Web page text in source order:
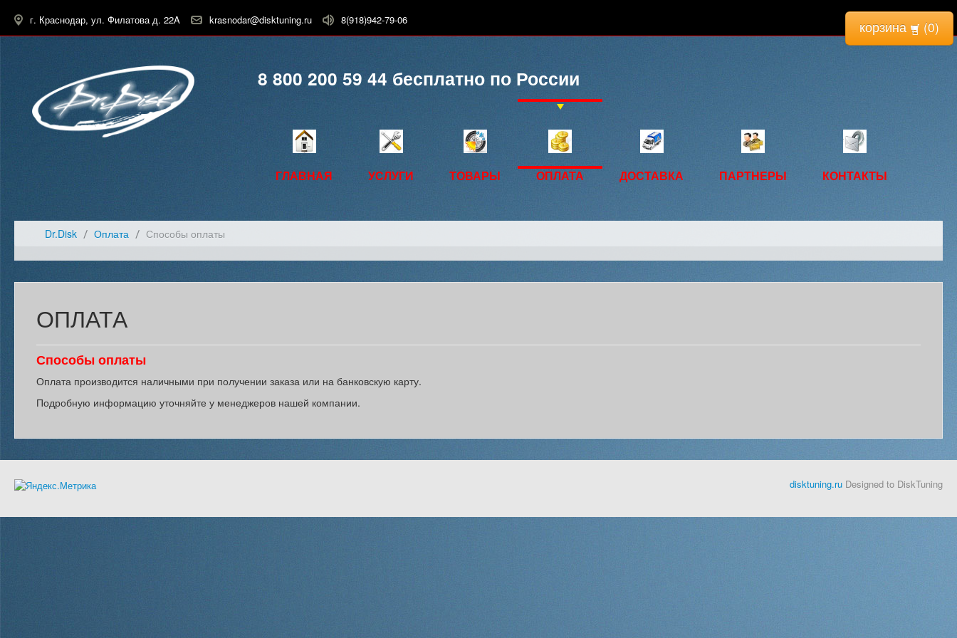
г. Краснодар, ул. Филатова д. 22A krasnodar@disktuning.ru 8(918)942-79-06 корзина (0)
8 800 200 59 44 бесплатно по России
ГЛАВНАЯ УСЛУГИ ТОВАРЫ ОПЛАТА ДОСТАВКА ПАРТНЕРЫ КОНТАКТЫ
Dr.Disk Оплата Способы оплаты
ОПЛАТА
Способы оплаты
Оплата производится наличными при получении заказа или на банковскую карту.
Подробную информацию уточняйте у менеджеров нашей компании.
disktuning.ru Designed to DiskTuning